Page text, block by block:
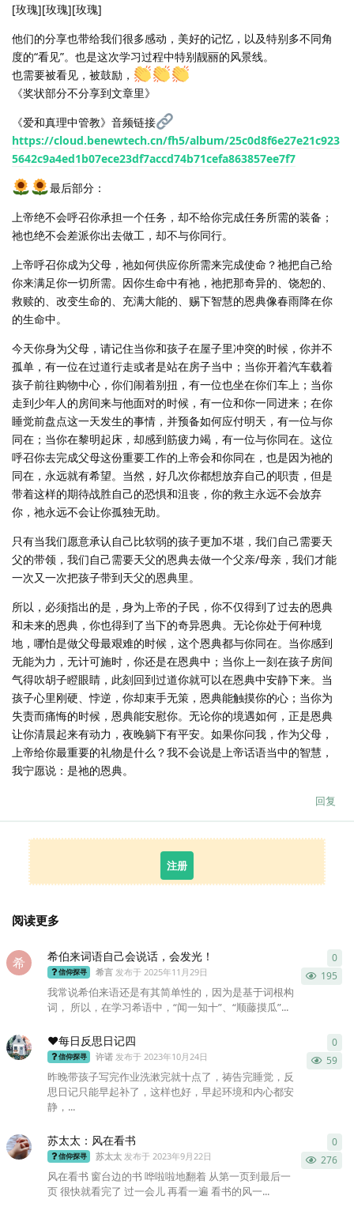
[玫瑰][玫瑰][玫瑰]
他们的分享也带给我们很多感动，美好的记忆，以及特别多不同角
度的“看见”。也是这次学习过程中特别靓丽的风景线。
也需要被看见，被鼓励，
《奖状部分不分享到文章里》
《爱和真理中管教》音频链接
https://cloud.benewtech.cn/fh5/album/25c0d8f6e27e21c923
5642c9a4ed1b07ece23df7accd74b71cefa863857ee7f7
最后部分：
上帝绝不会呼召你承担一个任务，却不给你完成任务所需的装备；
祂也绝不会差派你出去做工，却不与你同行。
上帝呼召你成为父母，祂如何供应你所需来完成使命？祂把自己给
你来满足你一切所需。因你生命中有祂，祂把那奇异的、饶恕的、
救赎的、改变生命的、充满大能的、赐下智慧的恩典像春雨降在你
的生命中。
今天你身为父母，请记住当你和孩子在屋子里冲突的时候，你并不
孤单，有一位在过道行走或者是站在房子当中；当你开着汽车载着
孩子前往购物中心，你们闹着别扭，有一位也坐在你们车上；当你
走到少年人的房间来与他面对的时候，有一位和你一同进来；在你
睡觉前盘点这一天发生的事情，并预备如何应付明天，有一位与你
同在；当你在黎明起床，却感到筋疲力竭，有一位与你同在。这位
呼召你去完成父母这份重要工作的上帝会和你同在，也是因为祂的
同在，永远就有希望。当然，好几次你都想放弃自己的职责，但是
带着这样的期待战胜自己的恐惧和沮丧，你的救主永远不会放弃
你，祂永远不会让你孤独无助。
只有当我们愿意承认自己比软弱的孩子更加不堪，我们自己需要天
父的带领，我们自己需要天父的恩典去做一个父亲/母亲，我们才能
一次又一次把孩子带到天父的恩典里。
所以，必须指出的是，身为上帝的子民，你不仅得到了过去的恩典
和未来的恩典，你也得到了当下的奇异恩典。无论你处于何种境
地，哪怕是做父母最艰难的时候，这个恩典都与你同在。当你感到
无能为力，无计可施时，你还是在恩典中；当你上一刻在孩子房间
气得吹胡子瞪眼睛，此刻回到过道你就可以在恩典中安静下来。当
孩子心里刚硬、悖逆，你却束手无策，恩典能触摸你的心；当你为
失责而痛悔的时候，恩典能安慰你。无论你的境遇如何，正是恩典
让你清晨起来有动力，夜晚躺下有平安。如果你问我，作为父母，
上帝给你最重要的礼物是什么？我不会说是上帝话语当中的智慧，
我宁愿说：是祂的恩典。
回复
注册
阅读更多
希 希伯来词语自己会说话，会发光！
信仰探寻 希言 发布于 2025年11月29日 195
我常说希伯来语还是有其简单性的，因为是基于词根构
词， 所以，在学习希语中，“闻一知十”、“顺藤摸瓜”...
0
❤️每日反思日记四
信仰探寻 许诺 发布于 2023年10月24日 59
昨晚带孩子写完作业洗漱完就十点了，祷告完睡觉，反
思日记只能早起补了，这样也好，早起环境和内心都安
静，...
0
苏太太：风在看书
信仰探寻 苏太太 发布于 2023年9月22日 276
风在看书 窗台边的书 哗啦啦地翻着 从第一页到最后一
页 很快就看完了 过一会儿 再看一遍 看书的风一...
0